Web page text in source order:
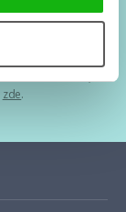
zde.